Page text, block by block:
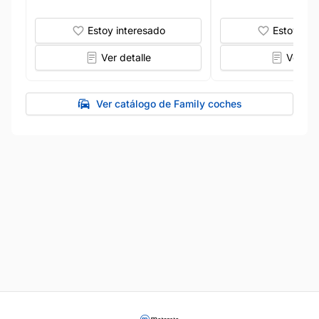
Estoy interesado
Ver detalle
Estoy
Ver
Ver catálogo de Family coches